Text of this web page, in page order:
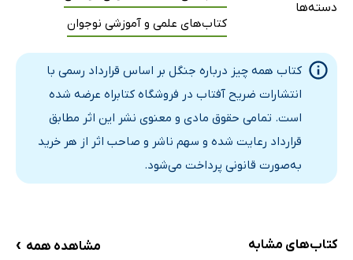
صداهای جنگل
پیاده روی در جنگل
پارک ملی گرند تتون
آتش‌سوزی‌های جنگل
جنگل‌زدایی و حفظ منابع طبیعی
دیدار با متخصص
آزمون
دسته‌ها
کتاب‌های علمی و آموزشی نوجوان
کتاب همه چیز درباره جنگل بر اساس قرارداد رسمی با
انتشارات ضریح آفتاب در فروشگاه کتابراه عرضه شده
است. تمامی حقوق مادی و معنوی نشر این اثر مطابق
قرارداد رعایت شده و سهم ناشر و صاحب اثر از هر خرید
به‌صورت قانونی پرداخت می‌شود.
کتاب‌های مشابه مشاهده همه ›